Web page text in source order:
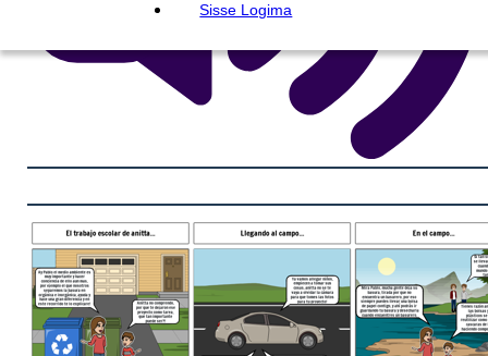
Sisse Logima